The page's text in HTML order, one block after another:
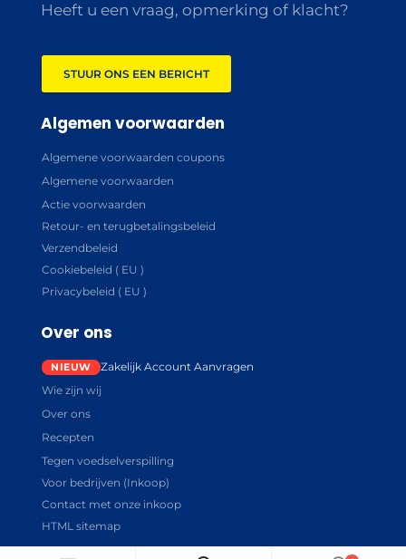
Heeft u een vraag, opmerking of klacht?
STUUR ONS EEN BERICHT
Algemen voorwaarden
Algemene voorwaarden coupons
Algemene voorwaarden
Actie voorwaarden
Retour- en terugbetalingsbeleid
Verzendbeleid
Cookiebeleid ( EU )
Privacybeleid ( EU )
Over ons
Zakelijk Account Aanvragen
Wie zijn wij
Over ons
Recepten
Tegen voedselverspilling
Voor bedrijven (Inkoop)
Contact met onze inkoop
HTML sitemap